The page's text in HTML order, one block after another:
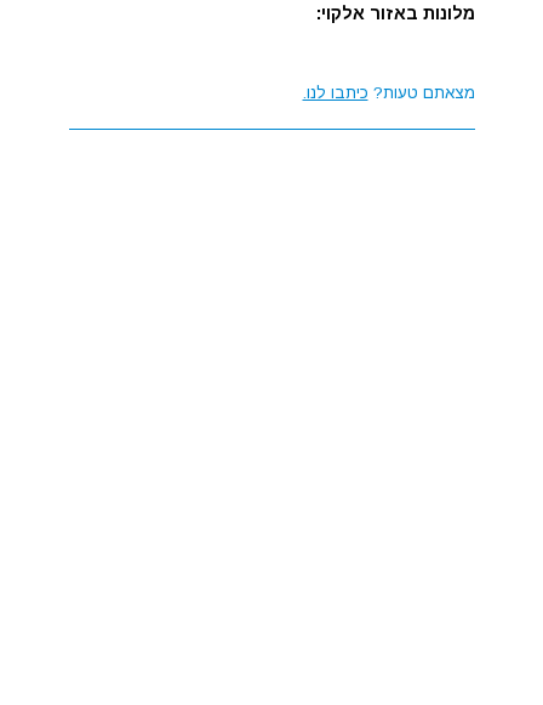
מלונות באזור אלקוי:
מצאתם טעות? כיתבו לנו.